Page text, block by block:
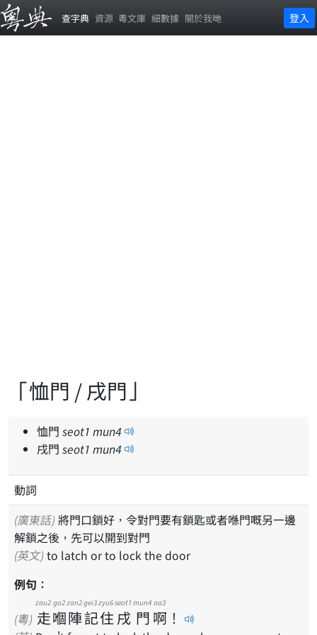
查字典 資源 粵文庫 細數據 關於我哋 登入
「恤門 / 戌門」
恤門 seot1 mun4
戌門 seot1 mun4
動詞
(廣東話)
解鎖之後，先可以開到對門
(英文) to latch or to lock the door
例句：
(粵) 走
zau2
嗰
go2
陣
zan2
記
gei3
住
zyu6
戌
seot1
門
mun4
啊
aa3
！